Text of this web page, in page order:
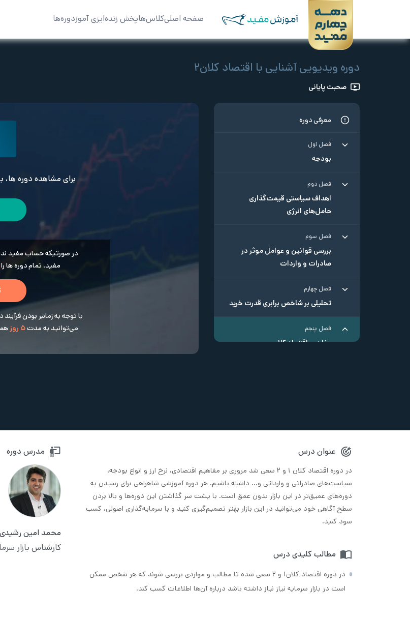
صفحه اصلیکلاس‌هاپخش زندهایزی آموزدوره‌ها
دوره ویدیویی آشنایی با اقتصاد کلان۲
صحبت پایانی
معرفی دوره
فصل اول
بودجه
فصل دوم
اهداف سیاستی قیمت‌گذاری
حامل‌های انرژی
فصل سوم
بررسی قوانین و عوامل موثر در
صادرات و واردات
فصل چهارم
تحلیلی بر شاخص برابری قدرت خرید
فصل پنجم
مفاهیم اقتصاد کلان
برای مشاهده دوره
در صورتیکه حساب مفید
مفید، تمام دوره ها را
با توجه به زمانبر بودن
می‌توانید به مدت5 روز
عنوان درس
در دوره اقتصاد کلان ۱ و ۲ سعی شد مروری بر مفاهیم اقتصادی، نرخ ارز و انواع بودجه،
سیاست‌های صادراتی و وارداتی و… داشته باشیم. هر دوره آموزشی شاهراهی برای رسیدن به
دوره‌های عمیق‌تر در این بازار بدون عمق است. با پشت سر گذاشتن این دوره‌ها و بالا بردن
سطح آگاهی خود می‌توانید در این بازار بهتر تصمیم‌گیری کنید و با سرمایه‌گذاری اصولی، کسب
سود کنید.
مطالب کلیدی درس
در دوره اقتصاد کلان۱ و ۲ سعی شده تا مطالب و مواردی بررسی شوند که هر شخص ممکن
است در بازار سرمایه نیاز نیاز داشته باشد درباره آن‌ها اطلاعات کسب کند.
مدرس دوره
محمد امین رشیدی
کارشناس بازار